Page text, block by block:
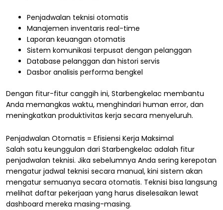
Penjadwalan teknisi otomatis
Manajemen inventaris real-time
Laporan keuangan otomatis
Sistem komunikasi terpusat dengan pelanggan
Database pelanggan dan histori servis
Dasbor analisis performa bengkel
Dengan fitur-fitur canggih ini, Starbengkelac membantu
Anda memangkas waktu, menghindari human error, dan
meningkatkan produktivitas kerja secara menyeluruh.
Penjadwalan Otomatis = Efisiensi Kerja Maksimal
Salah satu keunggulan dari Starbengkelac adalah fitur
penjadwalan teknisi. Jika sebelumnya Anda sering kerepotan
mengatur jadwal teknisi secara manual, kini sistem akan
mengatur semuanya secara otomatis. Teknisi bisa langsung
melihat daftar pekerjaan yang harus diselesaikan lewat
dashboard mereka masing-masing.